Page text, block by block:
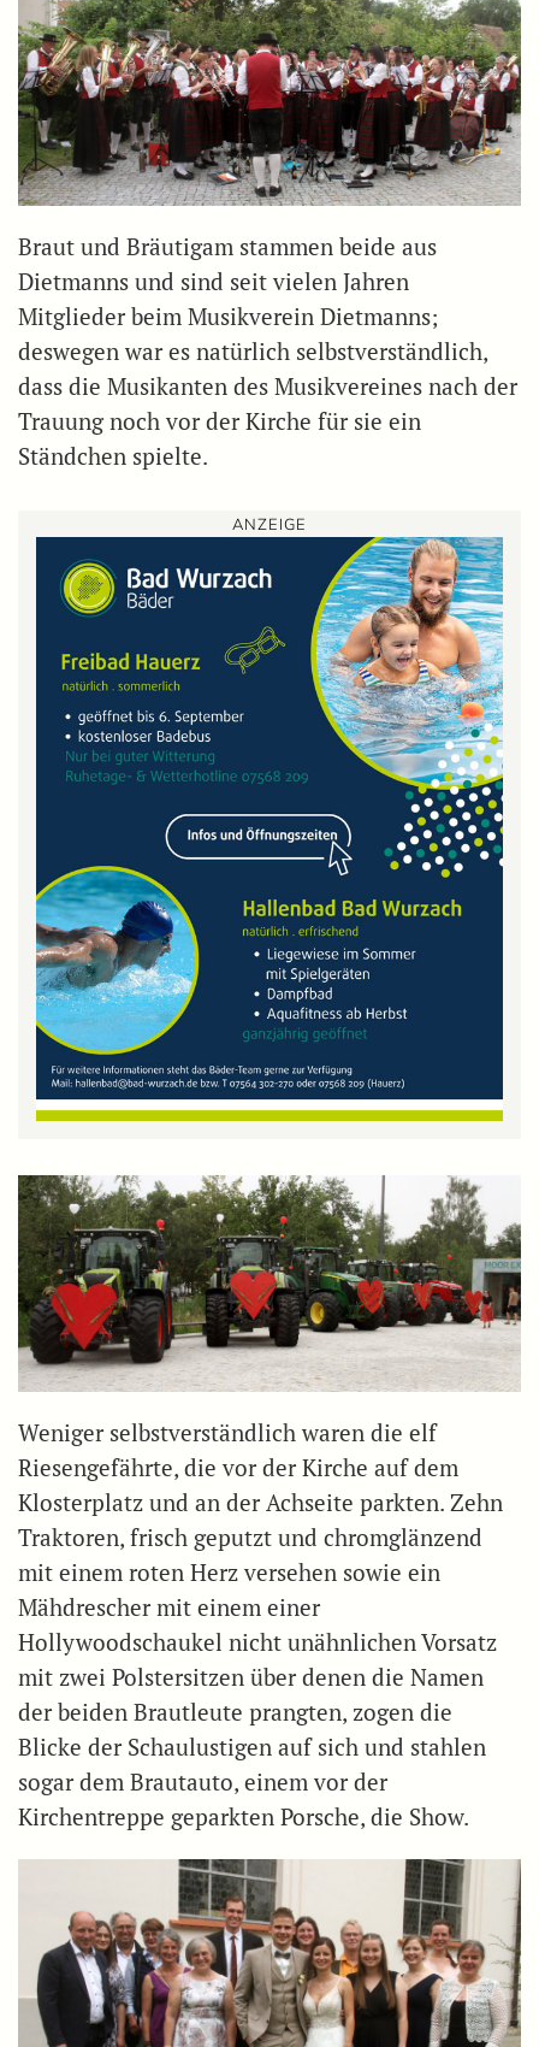
Braut und Bräutigam stammen beide aus
Dietmanns und sind seit vielen Jahren
Mitglieder beim Musikverein Dietmanns;
deswegen war es natürlich selbstverständlich,
dass die Musikanten des Musikvereines nach der
Trauung noch vor der Kirche für sie ein
Ständchen spielte.
ANZEIGE
Weniger selbstverständlich waren die elf
Riesengefährte, die vor der Kirche auf dem
Klosterplatz und an der Achseite parkten. Zehn
Traktoren, frisch geputzt und chromglänzend
mit einem roten Herz versehen sowie ein
Mähdrescher mit einem einer
Hollywoodschaukel nicht unähnlichen Vorsatz
mit zwei Polstersitzen über denen die Namen
der beiden Brautleute prangten, zogen die
Blicke der Schaulustigen auf sich und stahlen
sogar dem Brautauto, einem vor der
Kirchentreppe geparkten Porsche, die Show.